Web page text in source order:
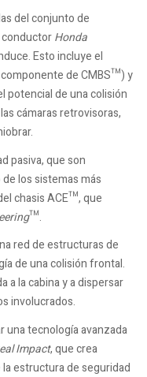
del conjunto de
conductorHonda
Esto incluye el
de CMBS™) y
potencial de una colisión
cámaras retrovisoras,
pasiva, que son
los sistemas más
chasis ACE™, que
™.
red de estructuras de
de una colisión frontal.
a la cabina y a dispersar
involucrados.
una tecnología avanzada
Impact, que crea
estructura de seguridad